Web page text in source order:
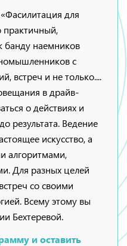
для
практичный,
банду наемников
с
встреч и не только....
в драйв-
о действиях и
результата. Ведение
искусство, а
алгоритмами,
Для разных целей
со своими
Всему этому вы
Бехтеревой.
и оставить